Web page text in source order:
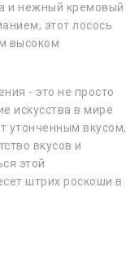
и нежный кремовый
этот лосось
высоком
- это не просто
искусства в мире
утонченным вкусом,
вкусов и
этой
штрих роскоши в